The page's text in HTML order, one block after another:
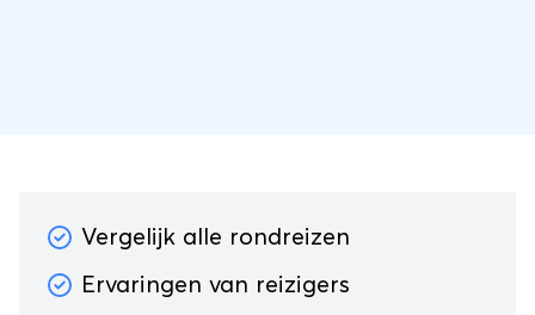
Vergelijk alle rondreizen
Ervaringen van reizigers